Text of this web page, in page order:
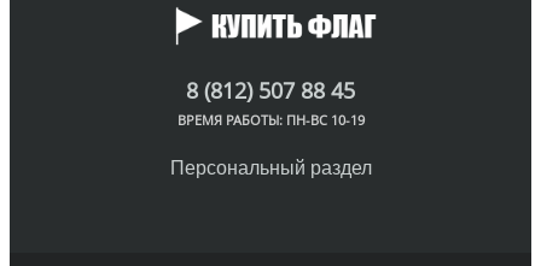
8 (812) 507 88 45
ВРЕМЯ РАБОТЫ: ПН-ВС 10-19
Персональный раздел